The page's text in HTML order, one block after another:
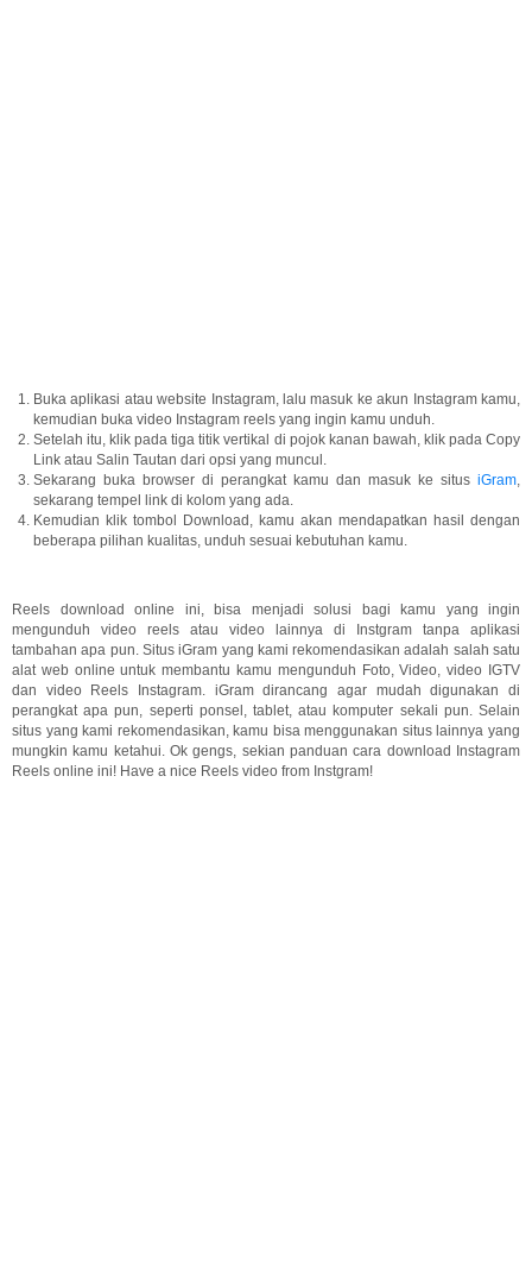
Buka aplikasi atau website Instagram, lalu masuk ke akun Instagram kamu,
kemudian buka video Instagram reels yang ingin kamu unduh.
Setelah itu, klik pada tiga titik vertikal di pojok kanan bawah, klik pada Copy
Link atau Salin Tautan dari opsi yang muncul.
Sekarang buka browser di perangkat kamu dan masuk ke situs iGram
sekarang tempel link di kolom yang ada.
Kemudian klik tombol Download, kamu akan mendapatkan hasil dengan
beberapa pilihan kualitas, unduh sesuai kebutuhan kamu.
Reels download online ini, bisa menjadi solusi bagi kamu yang ingin
mengunduh video reels atau video lainnya di Instgram tanpa aplikasi
tambahan apa pun. Situs iGram yang kami rekomendasikan adalah salah satu
alat web online untuk membantu kamu mengunduh Foto, Video, video IGTV
dan video Reels Instagram. iGram dirancang agar mudah digunakan di
perangkat apa pun, seperti ponsel, tablet, atau komputer sekali pun. Selain
situs yang kami rekomendasikan, kamu bisa menggunakan situs lainnya yang
mungkin kamu ketahui. Ok gengs, sekian panduan cara download Instagram
Reels online ini! Have a nice Reels video from Instgram!